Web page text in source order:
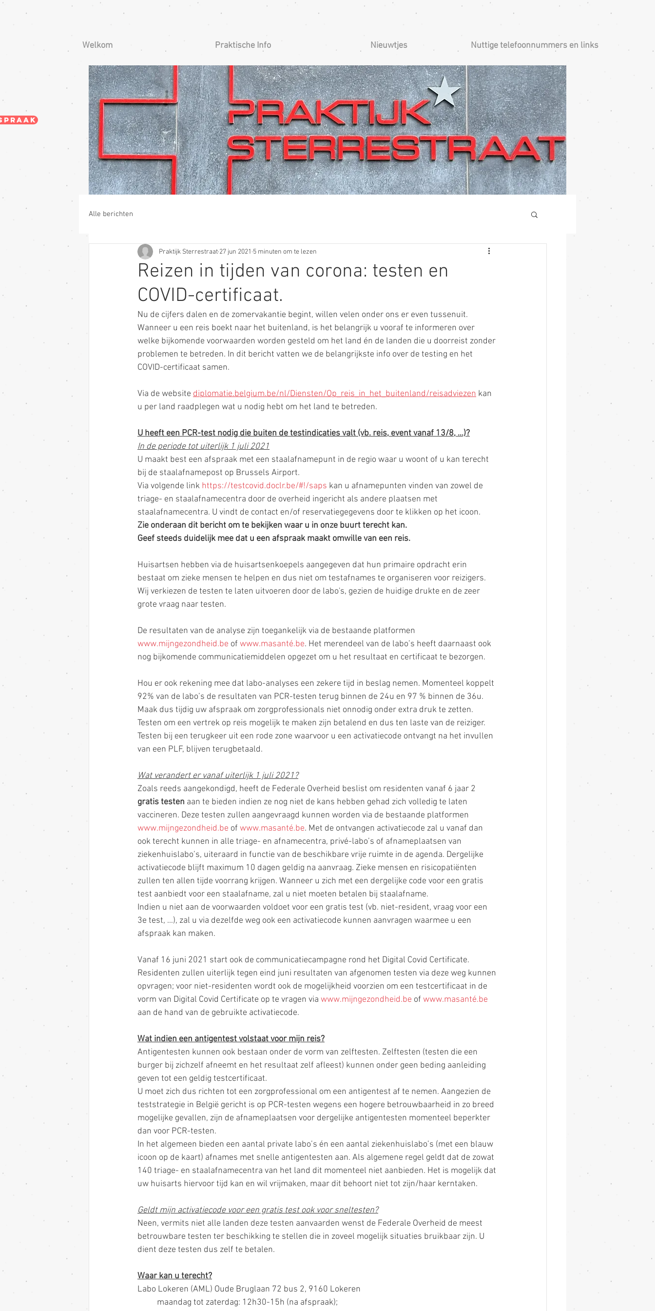
Welkom Praktische Info Nieuwtjes Nuttige telefoonnummers en links
Alle berichten
Reizen in tijden van corona: testen en
COVID-certificaat.
Praktijk Sterrestraat 27 jun 2021 5 minuten om te lezen
Nu de cijfers dalen en de zomervakantie begint, willen velen onder ons er even tussenuit.
Wanneer u een reis boekt naar het buitenland, is het belangrijk u vooraf te informeren over
welke bijkomende voorwaarden worden gesteld om het land én de landen die u doorreist zonder
problemen te betreden. In dit bericht vatten we de belangrijkste info over de testing en het
COVID-certificaat samen.
Via de website diplomatie.belgium.be/nl/Diensten/Op_reis_in_het_buitenland/reisadviezen kan
u per land raadplegen wat u nodig hebt om het land te betreden.
U heeft een PCR-test nodig die buiten de testindicaties valt (vb. reis, event vanaf 13/8, …)?
In de periode tot uiterlijk 1 juli 2021
U maakt best een afspraak met een staalafnamepunt in de regio waar u woont of u kan terecht
bij de staalafnamepost op Brussels Airport.
Via volgende link https://testcovid.doclr.be/#!/saps kan u afnamepunten vinden van zowel de
triage- en staalafnamecentra door de overheid ingericht als andere plaatsen met
staalafnamecentra. U vindt de contact en/of reservatiegegevens door te klikken op het icoon.
Zie onderaan dit bericht om te bekijken waar u in onze buurt terecht kan.
Geef steeds duidelijk mee dat u een afspraak maakt omwille van een reis.
Huisartsen hebben via de huisartsenkoepels aangegeven dat hun primaire opdracht erin
bestaat om zieke mensen te helpen en dus niet om testafnames te organiseren voor reizigers.
Wij verkiezen de testen te laten uitvoeren door de labo's, gezien de huidige drukte en de zeer
grote vraag naar testen.
De resultaten van de analyse zijn toegankelijk via de bestaande platformen
www.mijngezondheid.be of www.masanté.be. Het merendeel van de labo’s heeft daarnaast ook
nog bijkomende communicatiemiddelen opgezet om u het resultaat en certificaat te bezorgen.
Hou er ook rekening mee dat labo-analyses een zekere tijd in beslag nemen. Momenteel koppelt
92% van de labo’s de resultaten van PCR-testen terug binnen de 24u en 97 % binnen de 36u.
Maak dus tijdig uw afspraak om zorgprofessionals niet onnodig onder extra druk te zetten.
Testen om een vertrek op reis mogelijk te maken zijn betalend en dus ten laste van de reiziger.
Testen bij een terugkeer uit een rode zone waarvoor u een activatiecode ontvangt na het invullen
van een PLF, blijven terugbetaald.
Wat verandert er vanaf uiterlijk 1 juli 2021?
Zoals reeds aangekondigd, heeft de Federale Overheid beslist om residenten vanaf 6 jaar 2
gratis testen aan te bieden indien ze nog niet de kans hebben gehad zich volledig te laten
vaccineren. Deze testen zullen aangevraagd kunnen worden via de bestaande platformen
www.mijngezondheid.be of www.masanté.be. Met de ontvangen activatiecode zal u vanaf dan
ook terecht kunnen in alle triage- en afnamecentra, privé-labo’s of afnameplaatsen van
ziekenhuislabo’s, uiteraard in functie van de beschikbare vrije ruimte in de agenda. Dergelijke
activatiecode blijft maximum 10 dagen geldig na aanvraag. Zieke mensen en risicopatiënten
zullen ten allen tijde voorrang krijgen. Wanneer u zich met een dergelijke code voor een gratis
test aanbiedt voor een staalafname, zal u niet moeten betalen bij staalafname.
Indien u niet aan de voorwaarden voldoet voor een gratis test (vb. niet-resident, vraag voor een
3e test, …), zal u via dezelfde weg ook een activatiecode kunnen aanvragen waarmee u een
afspraak kan maken.
Vanaf 16 juni 2021 start ook de communicatiecampagne rond het Digital Covid Certificate.
Residenten zullen uiterlijk tegen eind juni resultaten van afgenomen testen via deze weg kunnen
opvragen; voor niet-residenten wordt ook de mogelijkheid voorzien om een testcertificaat in de
vorm van Digital Covid Certificate op te vragen via www.mijngezondheid.be of www.masanté.be
aan de hand van de gebruikte activatiecode.
Wat indien een antigentest volstaat voor mijn reis?
Antigentesten kunnen ook bestaan onder de vorm van zelftesten. Zelftesten (testen die een
burger bij zichzelf afneemt en het resultaat zelf afleest) kunnen onder geen beding aanleiding
geven tot een geldig testcertificaat.
U moet zich dus richten tot een zorgprofessional om een antigentest af te nemen. Aangezien de
teststrategie in België gericht is op PCR-testen wegens een hogere betrouwbaarheid in zo breed
mogelijke gevallen, zijn de afnameplaatsen voor dergelijke antigentesten momenteel beperkter
dan voor PCR-testen.
In het algemeen bieden een aantal private labo’s én een aantal ziekenhuislabo’s (met een blauw
icoon op de kaart) afnames met snelle antigentesten aan. Als algemene regel geldt dat de zowat
140 triage- en staalafnamecentra van het land dit momenteel niet aanbieden. Het is mogelijk dat
uw huisarts hiervoor tijd kan en wil vrijmaken, maar dit behoort niet tot zijn/haar kerntaken.
Geldt mijn activatiecode voor een gratis test ook voor sneltesten?
Neen, vermits niet alle landen deze testen aanvaarden wenst de Federale Overheid de meest
betrouwbare testen ter beschikking te stellen die in zoveel mogelijk situaties bruikbaar zijn. U
dient deze testen dus zelf te betalen.
Waar kan u terecht?
Labo Lokeren (AML) Oude Bruglaan 72 bus 2, 9160 Lokeren
	maandag tot zaterdag: 12h30-15h (na afspraak);